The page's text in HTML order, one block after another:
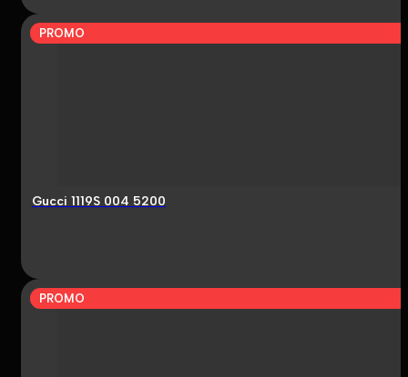
PROMO
Gucci 1119S 004 5200
PROMO